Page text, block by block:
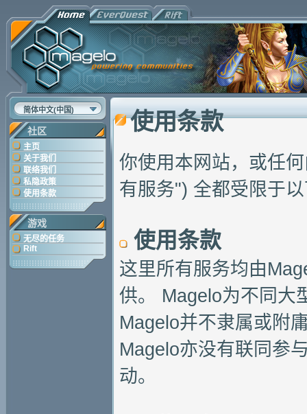
简体中文(中国)
社区
主页
关于我们
联络我们
私隐政策
使用条款
游戏
无尽的任务
Rift
使用条款
你使用本网站，或任
有服务") 全都受限于
使用条款
这里所有服务均由
供。 Magelo为不同大
Magelo并不隶属或附
Magelo亦没有联同参
动。